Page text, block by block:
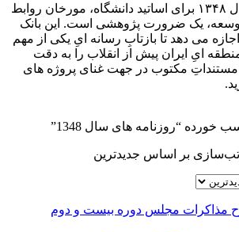
دسترسی به جراید سال ۱۳۴۸ برای اساتید دانشگاه، مورخان روابط
یک ضرورت پژوهشی است. این بانک
می دهد تا بازتابِ رسانه ایِ یکی از مهم
ایِ ایران پیش از انقلاب را به دقت
مستنداتِ مکتوب در جهت غنای پروژه های
“روزنامه های سال 1348”
بر اساس جدیدترین